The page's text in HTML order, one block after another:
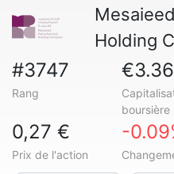
Holding
#3747
Rang
boursière
0,27 €
Prix de l'action
-